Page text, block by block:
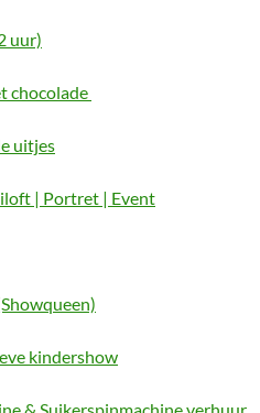
uur)
chocolade
uitjes
| Portret | Event
kindershow